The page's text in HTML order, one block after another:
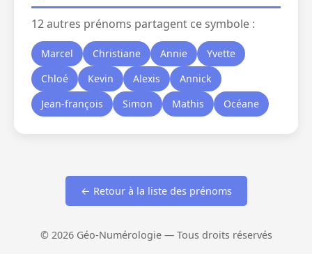
12 autres prénoms partagent ce symbole :
Marcel Christiane Annie
Yvette
Chloé
Kevin Alexis
Annick
Jean-françois
Simon Mathis Océane
← Retour à la liste des prénoms
© 2026 Géo-Numérologie — Tous droits réservés